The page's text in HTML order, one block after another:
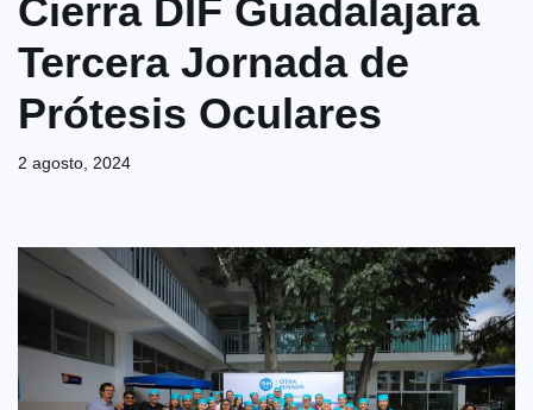
Cierra DIF Guadalajara
Tercera Jornada de
Prótesis Oculares
2 agosto, 2024